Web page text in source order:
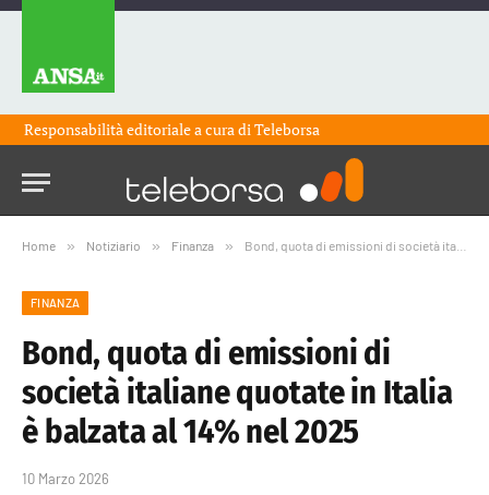
Responsabilità editoriale a cura diTeleborsa
Home » Notiziario » Finanza » Bond, quota di emissioni di società italiane quotate in Italia è balzata al 14% nel 2025
FINANZA
Bond, quota di emissioni di
società italiane quotate in Italia
è balzata al 14% nel 2025
10 Marzo 2026